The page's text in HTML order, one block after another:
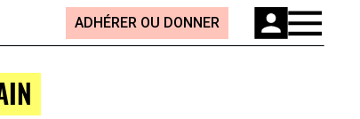
ADHÉRER OU DONNER